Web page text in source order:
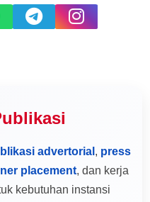
advertorial , press
placement, dan kerja
kebutuhan instansi